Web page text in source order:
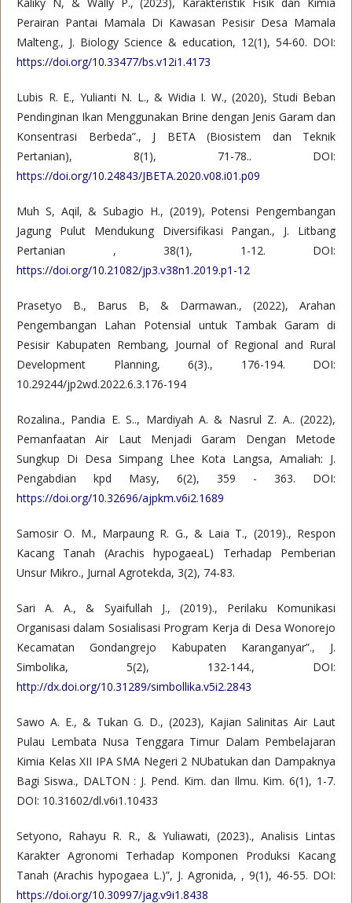
Perairan Pantai Mamala Di Kawasan Pesisir Desa Mamala
Malteng., J. Biology Science & education, 12(1), 54-60. DOI:
https://doi.org/10.33477/bs.v12i1.4173
Lubis R. E., Yulianti N. L., & Widia I. W., (2020), Studi Beban
Pendinginan Ikan Menggunakan Brine dengan Jenis Garam dan
Konsentrasi Berbeda”., J BETA (Biosistem dan Teknik
Pertanian), 8(1), 71-78.. DOI:
https://doi.org/10.24843/JBETA.2020.v08.i01.p09
Muh S, Aqil, & Subagio H., (2019), Potensi Pengembangan
Jagung Pulut Mendukung Diversifikasi Pangan., J. Litbang
Pertanian , 38(1), 1-12. DOI:
https://doi.org/10.21082/jp3.v38n1.2019.p1-12
Prasetyo B., Barus B, & Darmawan., (2022), Arahan
Pengembangan Lahan Potensial untuk Tambak Garam di
Pesisir Kabupaten Rembang, Journal of Regional and Rural
Development Planning, 6(3)., 176-194. DOI:
10.29244/jp2wd.2022.6.3.176-194
Rozalina., Pandia E. S.., Mardiyah A. & Nasrul Z. A.. (2022),
Pemanfaatan Air Laut Menjadi Garam Dengan Metode
Sungkup Di Desa Simpang Lhee Kota Langsa, Amaliah: J.
Pengabdian kpd Masy, 6(2), 359 - 363. DOI:
https://doi.org/10.32696/ajpkm.v6i2.1689
Samosir O. M., Marpaung R. G., & Laia T., (2019)., Respon
Kacang Tanah (Arachis hypogaeaL) Terhadap Pemberian
Unsur Mikro., Jurnal Agrotekda, 3(2), 74-83.
Sari A. A., & Syaifullah J., (2019)., Perilaku Komunikasi
Organisasi dalam Sosialisasi Program Kerja di Desa Wonorejo
Kecamatan Gondangrejo Kabupaten Karanganyar”., J.
Simbolika, 5(2), 132-144., DOI:
http://dx.doi.org/10.31289/simbollika.v5i2.2843
Sawo A. E., & Tukan G. D., (2023), Kajian Salinitas Air Laut
Pulau Lembata Nusa Tenggara Timur Dalam Pembelajaran
Kimia Kelas XII IPA SMA Negeri 2 NUbatukan dan Dampaknya
Bagi Siswa., DALTON : J. Pend. Kim. dan Ilmu. Kim. 6(1), 1-7.
DOI: 10.31602/dl.v6i1.10433
Setyono, Rahayu R. R., & Yuliawati, (2023)., Analisis Lintas
Karakter Agronomi Terhadap Komponen Produksi Kacang
Tanah (Arachis hypogaea L.)”, J. Agronida, , 9(1), 46-55. DOI:
https://doi.org/10.30997/jag.v9i1.8438